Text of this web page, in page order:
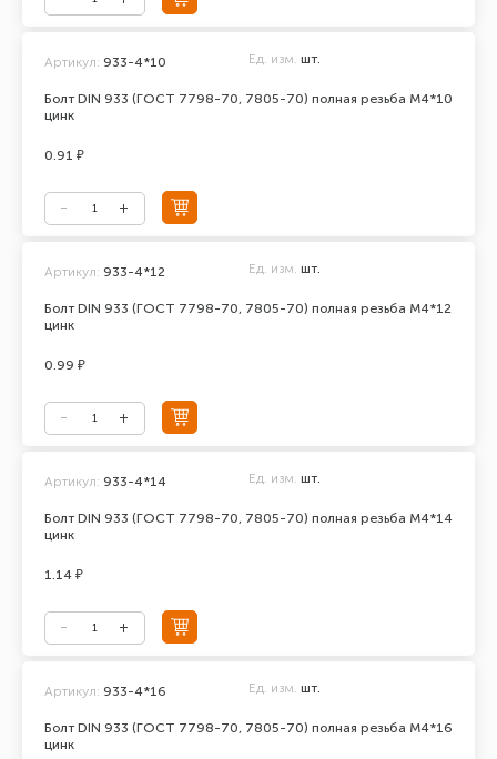
Болт DIN 933 (ГОСТ 7798-70, 7805-70) полная резьба М4*10
цинк
Артикул: 933-4*10 Ед. изм. шт.
0.91 ₽
Болт DIN 933 (ГОСТ 7798-70, 7805-70) полная резьба М4*12
цинк
Артикул: 933-4*12 Ед. изм. шт.
0.99 ₽
Болт DIN 933 (ГОСТ 7798-70, 7805-70) полная резьба М4*14
цинк
Артикул: 933-4*14 Ед. изм. шт.
1.14 ₽
Болт DIN 933 (ГОСТ 7798-70, 7805-70) полная резьба М4*16
цинк
Артикул: 933-4*16 Ед. изм. шт.